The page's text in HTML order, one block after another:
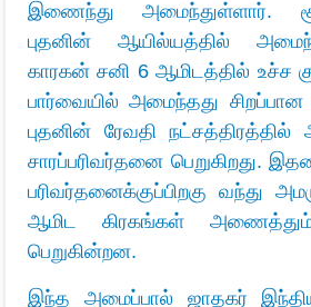
இணைந்து அமைந்துள்ளார்.
புதனின் ஆயில்யத்தில்
காரகன் சனி 6 ஆமிடத்தில் உச்ச
பார்வையில் அமைந்தது
புதனின் ரேவதி நட்சத்திரத்தில்
சாரப்பரிவர்தனை பெறுகிறது.
பரிவர்தனைக்குப்பிறகு வந்து
ஆமிட கிரகங்கள்
பெறுகின்றன.
இந்த அமைப்பால் ஜாதகர்